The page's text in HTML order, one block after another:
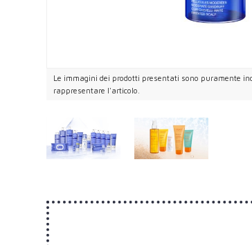
Le immagini dei prodotti presentati sono puramente
rappresentare l'articolo.